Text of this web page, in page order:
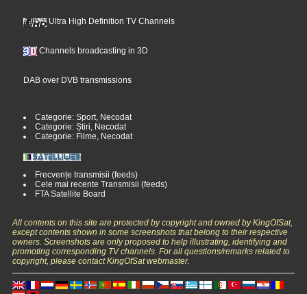
Ultra High Definition TV Channels
Channels broadcasting in 3D
DAB over DVB transmissions
Categorie: Sport, Necodat
Categorie: Știri, Necodat
Categorie: Filme, Necodat
Frecvențe transmisii (feeds)
Cele mai recente Transmisii (feeds)
FTA Satellite Board
All contents on this site are protected by copyright and owned by KingOfSat,
except contents shown in some screenshots that belong to their respective
owners. Screenshots are only proposed to help illustrating, identifying and
promoting corresponding TV channels. For all questions/remarks related to
copyright, please contact KingOfSat webmaster.